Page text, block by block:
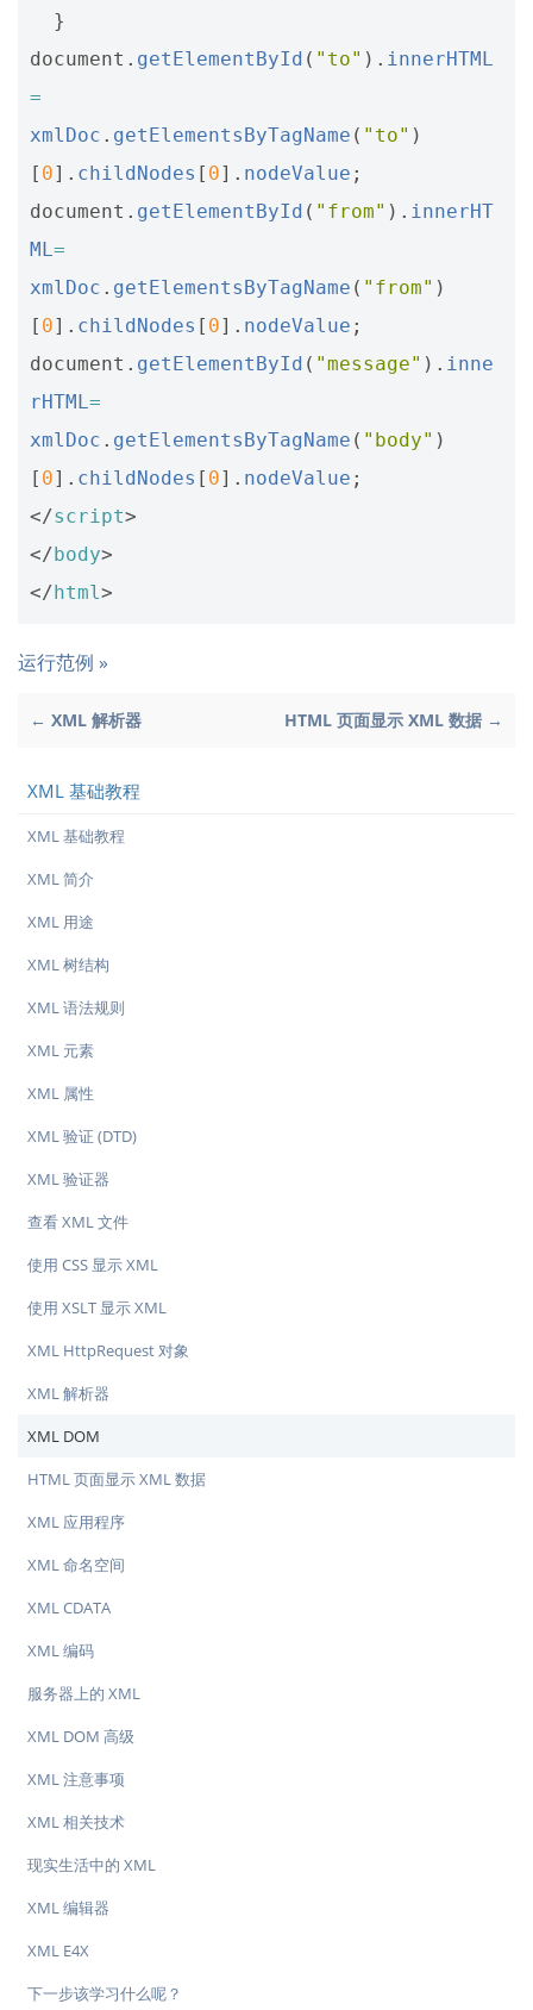
}
document . getElementById ( "to" ). innerHTML
=
xmlDoc . getElementsByTagName ( "to" )
[ 0]. childNodes [ 0]. nodeValue ;
document . getElementById ( "from" ). innerHT
ML=
xmlDoc . getElementsByTagName ( "from" )
[ 0]. childNodes [ 0]. nodeValue ;
document . getElementById ( "message" ). inne
rHTML=
xmlDoc . getElementsByTagName ( "body" )
[ 0]. childNodes [ 0]. nodeValue ;
</script>
</body>
</html>
运行范例 »
← XML 解析器 HTML 页面显示 XML 数据 →
XML 基础教程
XML 基础教程
XML 简介
XML 用途
XML 树结构
XML 语法规则
XML 元素
XML 属性
XML 验证 (DTD)
XML 验证器
查看 XML 文件
使用 CSS 显示 XML
使用 XSLT 显示 XML
XML HttpRequest 对象
XML 解析器
XML DOM
HTML 页面显示 XML 数据
XML 应用程序
XML 命名空间
XML CDATA
XML 编码
服务器上的 XML
XML DOM 高级
XML 注意事项
XML 相关技术
现实生活中的 XML
XML 编辑器
XML E4X
下一步该学习什么呢？